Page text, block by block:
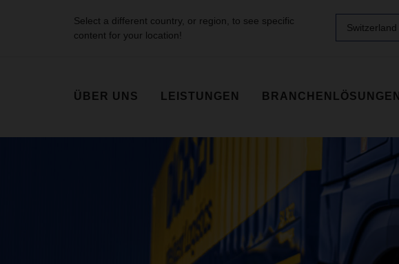
Select a different country, or region, to see specific
content for your location!
Switzerland
ÜBER UNS LEISTUNGEN BRANCHENLÖSUNGEN